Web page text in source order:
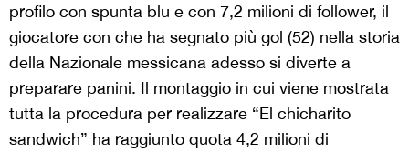
profilo con spunta blu e con 7,2 milioni di follower, il
giocatore con che ha segnato più gol (52) nella storia
della Nazionale messicana adesso si diverte a
preparare panini. Il montaggio in cui viene mostrata
tutta la procedura per realizzare “El chicharito
sandwich” ha raggiunto quota 4,2 milioni di